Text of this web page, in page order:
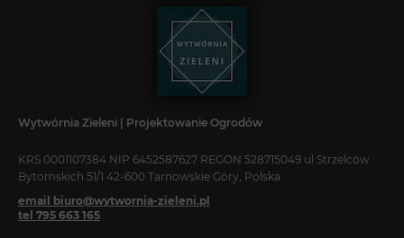
Wytwórnia Zieleni | Projektowanie Ogrodów
KRS 0001107384 NIP 6452587627 REGON 528715049 ul Strzelców
Bytomskich 51/1 42-600 Tarnowskie Góry, Polska
email biuro@wytwornia-zieleni.pl
tel 795 663 165